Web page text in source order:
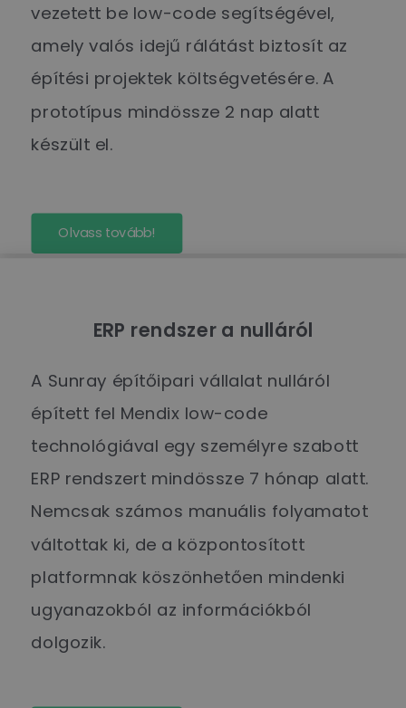
vezetett be low-code segítségével,
amely valós idejű rálátást biztosít az
építési projektek költségvetésére. A
prototípus mindössze 2 nap alatt
készült el.
Olvass tovább!
ERP rendszer a nulláról
A Sunray építőipari vállalat nulláról
épített fel Mendix low-code
technológiával egy személyre szabott
ERP rendszert mindössze 7 hónap alatt.
Nemcsak számos manuális folyamatot
váltottak ki, de a központosított
platformnak köszönhetően mindenki
ugyanazokból az információkból
dolgozik.